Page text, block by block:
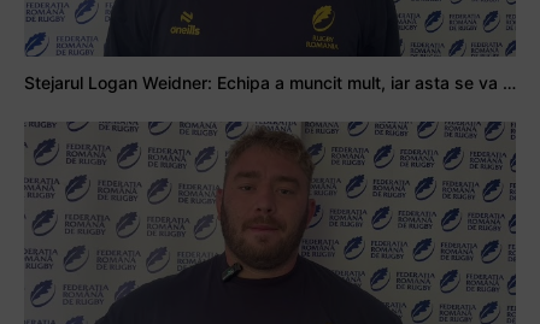
Stejarul Logan Weidner: Echipa a muncit mult, iar asta se va vedea în meciurile de la Nations Cup